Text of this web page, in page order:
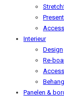
Interieur
Design
Re-
Behang
Panelen &